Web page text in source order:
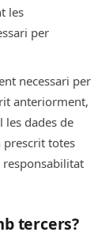
els
te
la teva
i de
(per
de
te publicitat
quan
per
La publicitat
estar
les
per
necessari per
anteriorment,
dades de
prescrit totes
tercers?